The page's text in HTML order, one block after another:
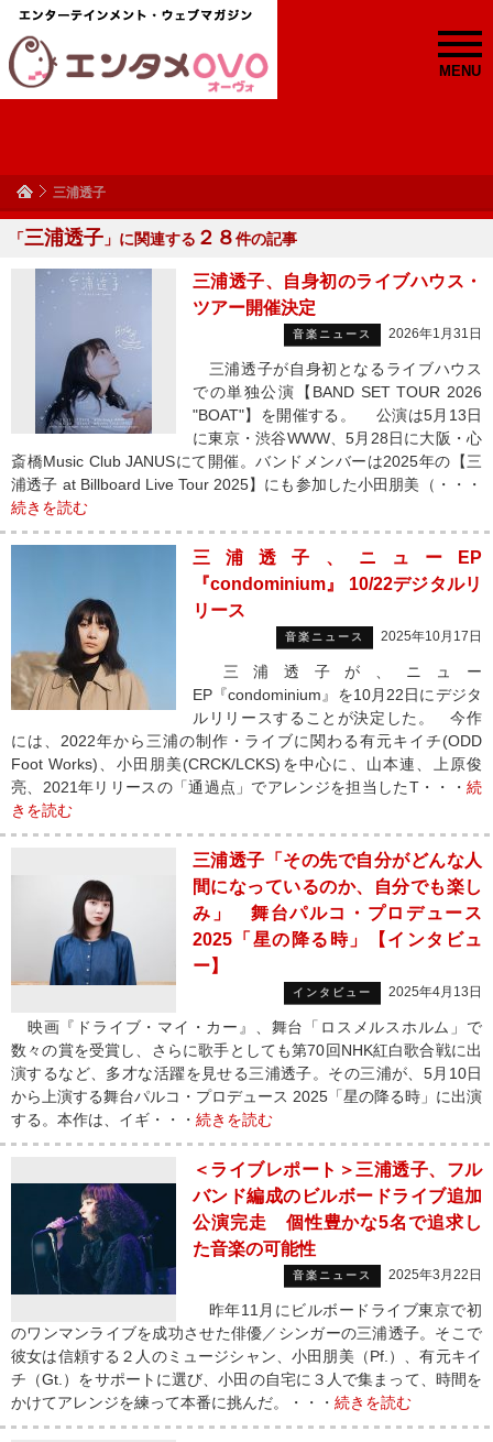
MENU
三浦透子
「三浦透子 」に関連する ２８件の記事
三浦透子、自身初のライブハウス・
ツアー開催決定
音楽ニュース 2026年1月31日
三浦透子が自身初となるライブハウス
での単独公演【BAND SET TOUR 2026
"BOAT"】を開催する。 公演は5月13日
に東京・渋谷WWW、5月28日に大阪・心
斎橋Music Club JANUSにて開催。バンドメンバーは2025年の【三
浦透子 at Billboard Live Tour 2025】にも参加した小田朋美（・・・
続きを読む
三浦透子、ニューEP
『condominium』 10/22デジタルリ
リース
音楽ニュース 2025年10月17日
三浦透子が、ニュー
EP『condominium』を10月22日にデジタ
ルリリースすることが決定した。 今作
には、2022年から三浦の制作・ライブに関わる有元キイチ(ODD
Foot Works)、小田朋美(CRCK/LCKS)を中心に、山本連、上原俊
亮、2021年リリースの「通過点」でアレンジを担当したT・・・ 続
きを読む
三浦透子「その先で自分がどんな人
間になっているのか、自分でも楽し
み」 舞台パルコ・プロデュース
2025「星の降る時」【インタビュ
ー】
インタビュー 2025年4月13日
映画『ドライブ・マイ・カー』、舞台「ロスメルスホルム」で
数々の賞を受賞し、さらに歌手としても第70回NHK紅白歌合戦に出
演するなど、多才な活躍を見せる三浦透子。その三浦が、5月10日
から上演する舞台パルコ・プロデュース 2025「星の降る時」に出演
する。本作は、イギ・・・ 続きを読む
＜ライブレポート＞三浦透子、フル
バンド編成のビルボードライブ追加
公演完走 個性豊かな5名で追求し
た音楽の可能性
音楽ニュース 2025年3月22日
昨年11月にビルボードライブ東京で初
のワンマンライブを成功させた俳優／シンガーの三浦透子。そこで
彼女は信頼する２人のミュージシャン、小田朋美（Pf.）、有元キイ
チ（Gt.）をサポートに選び、小田の自宅に３人で集まって、時間を
かけてアレンジを練って本番に挑んだ。・・・ 続きを読む